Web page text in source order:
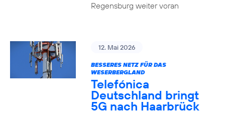
Regensburg weiter voran
12. Mai 2026
BESSERES NETZ FÜR DAS
WESERBERGLAND
Telefónica
Deutschland bringt
5G nach Haarbrück